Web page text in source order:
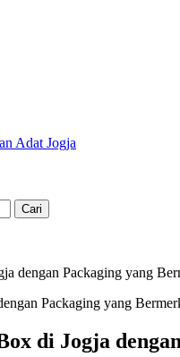
Adat Jogja
dengan Packaging yang
di Jogja